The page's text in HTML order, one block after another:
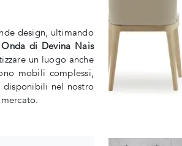
design, ultimando
di Devina Nais
un luogo anche
mobili complessi,
nel nostro